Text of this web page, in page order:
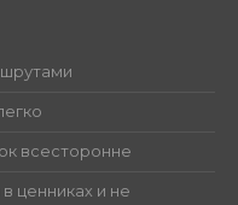
всесторонне
ценниках и не